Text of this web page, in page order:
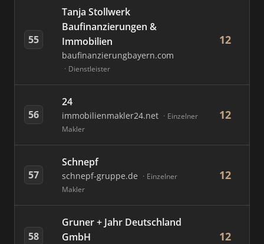
55
Tanja Stollwerk
Baufinanzierungen &
Immobilien
baufinanzierungbayern.com
Dienstleister
12
56
24
immobilienmakler24.net
Einzelner
Makler
12
57
Schnepf
schnepf-gruppe.de
Einzelner
Makler
12
58
Gruner + Jahr Deutschland
GmbH
12